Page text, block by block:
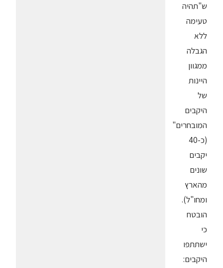
ש"תהיה
טעימה
ללא
הגבלה
ממגוון
היינות
של
היקבים
המובחרים"
(כ-40
יקבים
שונים
מהארץ
ומחו"ל).
הובטח
כי
ישתתפו
היקבים: